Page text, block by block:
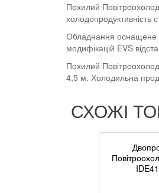
Похилий
холодопродуктивність
Обладнання оснащене
модифікацій EVS
Похилий
4,5 м. Холодильна
СХОЖІ